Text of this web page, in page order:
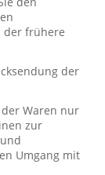
der frühere
der
Waren nur
zur
Umgang mit